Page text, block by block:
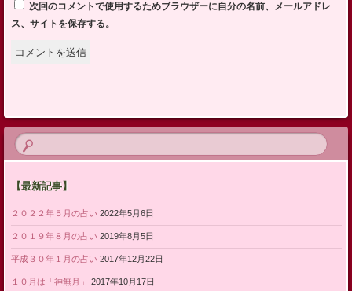
次回のコメントで使用するためブラウザーに自分の名前、メールアドレ
ス、サイトを保存する。
【最新記事】
２０２２年５月の占い 2022年5月6日
２０１９年８月の占い 2019年8月5日
平成３０年１月の占い 2017年12月22日
１０月は「神無月」 2017年10月17日